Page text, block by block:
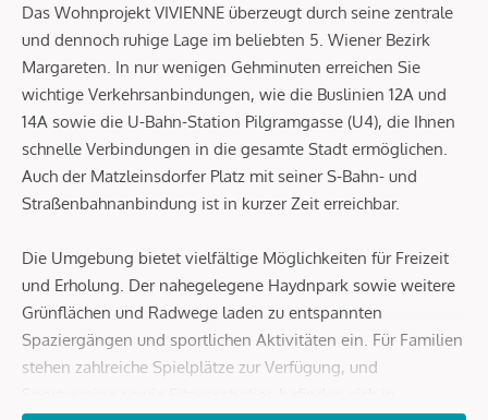
Das Wohnprojekt VIVIENNE überzeugt durch seine zentrale
und dennoch ruhige Lage im beliebten 5. Wiener Bezirk
Margareten. In nur wenigen Gehminuten erreichen Sie
wichtige Verkehrsanbindungen, wie die Buslinien 12A und
14A sowie die U-Bahn-Station Pilgramgasse (U4), die Ihnen
schnelle Verbindungen in die gesamte Stadt ermöglichen.
Auch der Matzleinsdorfer Platz mit seiner S-Bahn- und
Straßenbahnanbindung ist in kurzer Zeit erreichbar.
Die Umgebung bietet vielfältige Möglichkeiten für Freizeit
und Erholung. Der nahegelegene Haydnpark sowie weitere
Grünflächen und Radwege laden zu entspannten
Spaziergängen und sportlichen Aktivitäten ein. Für Familien
stehen zahlreiche Spielplätze zur Verfügung, und